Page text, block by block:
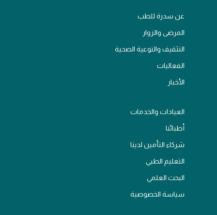
عن سدرة للطب
المرضى والزوار
التثقيف والتوعية الصحية
الفعاليات
الأخبار
العيادات والخدمات
أطبائنا
شركاء التأمين لدينا
التعليم الطبي
البحث العلمي
سياسة الخصوصية